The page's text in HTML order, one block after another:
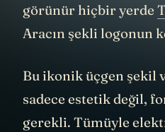
görünür hiçbir yerde
Aracın şekli logonun
Bu ikonik üçgen şekil
sadece estetik değil,
gerekli. Tümüyle